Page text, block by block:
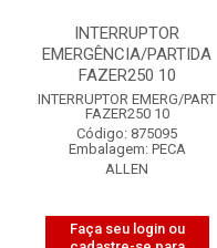
INTERRUPTOR
EMERGÊNCIA/PARTIDA
FAZER250 10
INTERRUPTOR EMERG/PART
FAZER250 10
Código: 875095
Embalagem: PECA
ALLEN
Faça seu login ou